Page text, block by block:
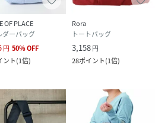
OF PLACE
ダーバッグ
円 50%OFF
ント(1倍)
Rora
トートバッグ
3,158円
28ポイント(1倍)